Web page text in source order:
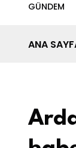
GÜNDEM
ANA